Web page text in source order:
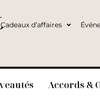
Cadeaux d’affaires
Accords &